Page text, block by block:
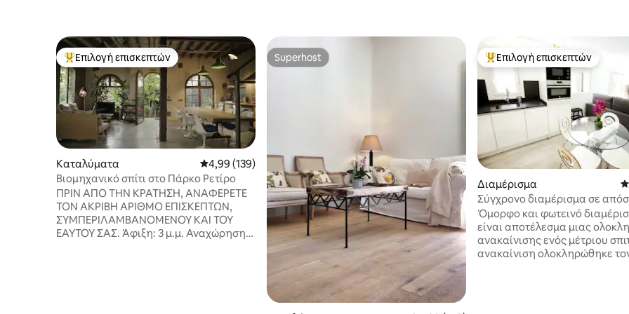
Κορυφαία επιλογή επισκεπτών
Επιλογή επισκεπτών
Καταλύματα Μέση βαθμολογία: 4,99 στα 5, 139 κριτικές
4,99 (139)
Βιομηχανικό σπίτι στο Πάρκο Ρετίρο
ΠΡΙΝ ΑΠΟ ΤΗΝ ΚΡΑΤΗΣΗ, ΑΝΑΦΕΡΕΤΕ
ΤΟΝ ΑΚΡΙΒΗ ΑΡΙΘΜΟ ΕΠΙΣΚΕΠΤΩΝ,
ΣΥΜΠΕΡΙΛΑΜΒΑΝΟΜΕΝΟΥ ΚΑΙ ΤΟΥ
ΕΑΥΤΟΥ ΣΑΣ. Άφιξη: 3 μ.μ. Αναχώρηση:
Superhost
Superhost Κορυφαία επιλογή επισκεπτών
Επιλογή επισκεπτών
Διαμέρισμα
Σύγχρονο διαμέρισμα σε
αναπνοής από την ιστορική
Όμορφο και φωτεινό
είναι αποτέλεσμα μιας
ανακαίνισης ενός μέτριου
ανακαίνιση ολοκληρώθηκε